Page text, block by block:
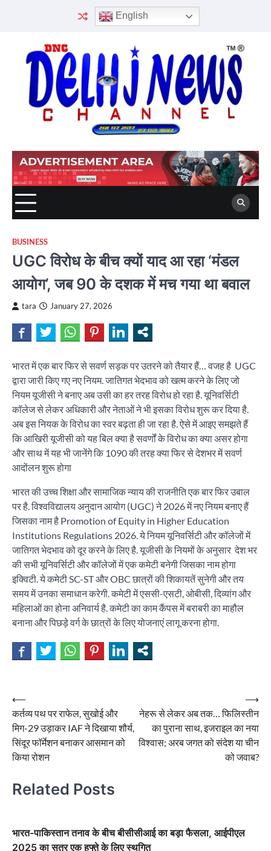
English
BUSINESS
UGC विरोध के बीच क्यों याद आ रहा ‘मंडल
आयोग’, जब 90 के दशक में मच गया था बवाल
tara January 27, 2026
भारत में एक बार फिर से सवर्ण सड़क पर उतरने को तैयार हैं… वजह है UGC
द्वारा जारी किए गए नए नियम. जातिगत भेदभाव को खत्म करने के लिए जो
नियम यूजीसी ने बनाए अब उसी का हर तरह विरोध हो रहा है. यूनिवर्सिटी
कॉलेज से लेकर अधिकारी और नेताओं ने भी इसका विरोध शुरू कर दिया है.
अब इस नियक के विरोध का स्वर बढ़ता ही जा रहा है. ऐसे में आइए समझते हैं
कि आखिरी यूजीसी को यह बिल क्या है सवर्णों के विरोध का क्या असर होगा
और साथ में यह भी जानेंगे कि 1090 की तरह क्या फिर से देशभर में सवर्ण
आदोंलन शुरू होगा
भारत की उच्च शिक्षा और सामाजिक न्याय की राजनीति एक बार फिर उबाल
पर है. विश्वविद्यालय अनुदान आयोग (UGC) ने 2026 में नए नियम बनाए हैं
जिसका नाम है Promotion of Equity in Higher Education
Institutions Regulations 2026. ये नियम यूनिवर्सिटी और कॉलेजों में
जातिगत भेदभाव को दूर करने के लिए है. यूजीसी के नियमों के अनुसार देश भर
की सभी यूनिवर्सिटी और कॉलेजों में एक कमेटी बनेगी जिसका नाम होगा
इक्विटी. ये कमेटी SC-ST और OBC छात्रों की शिकायतें सुनेगी और तय
समय में उनका समाधान करेगी. कमेटी में एससी-एसटी, ओबीसी, दिव्यांग और
महिलाओं का होना अनिवार्य है. कमेटी का काम कैंपस में बराबरी का माहौल
बनाना और पिछड़े वर्ग के छात्रों के लिए योजनाएं लागू करना होगा.
Post
navigation
⟵
कर्तव्य पथ पर राफेल, सुखोई और
मिग-29 उड़ाकर IAF ने दिखाया शौर्य,
सिंदूर फॉर्मेशन बनाकर आसमान को
किया रोशन
नेहरू से लेकर अब तक… फिलिस्तीन
का पुराना साथ, इजराइल का नया
विश्वास; अरब जगत को संदेश या चीन
को जवाब?
⟶
Related Posts
भारत-पाकिस्तान तनाव के बीच बीसीसीआई का बड़ा फैसला, आईपीएल
2025 का सत्र एक हफ्ते के लिए स्थगित